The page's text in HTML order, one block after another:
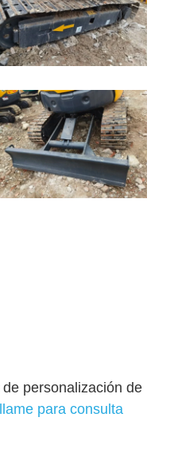
personalización de
para consulta